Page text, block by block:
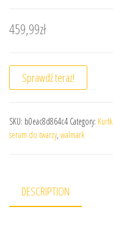
459,99zł
Sprawdź teraz!
SKU: b0eac8d864c4 Category:
serum do twarzy, walmark
DESCRIPTION